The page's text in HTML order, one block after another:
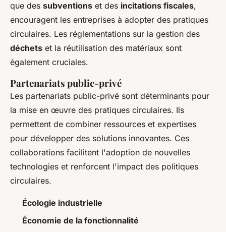
que des subventions et des incitations fiscales,
encouragent les entreprises à adopter des pratiques
circulaires. Les réglementations sur la gestion des
déchets et la réutilisation des matériaux sont
également cruciales.
Partenariats public-privé
Les partenariats public-privé sont déterminants pour
la mise en œuvre des pratiques circulaires. Ils
permettent de combiner ressources et expertises
pour développer des solutions innovantes. Ces
collaborations facilitent l'adoption de nouvelles
technologies et renforcent l'impact des politiques
circulaires.
Écologie industrielle
Économie de la fonctionnalité